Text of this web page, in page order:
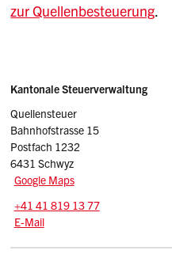
zur Quellenbesteuerung.
Sidebar
Adresse
Kantonale Steuerverwaltung
Quellensteuer
Bahnhofstrasse 15
Postfach 1232
6431 Schwyz
Google Maps
Tel.:
+41 41 819 13 77
E-Mail: quest.stv
E-Mail